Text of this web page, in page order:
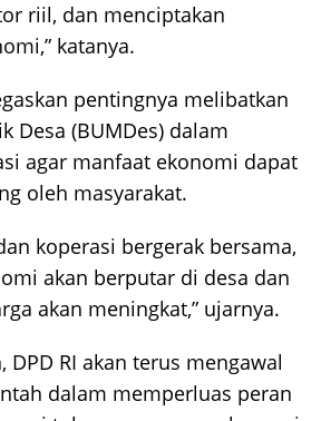
riil, dan menciptakan
katanya.
pentingnya melibatkan
Desa (BUMDes) dalam
agar manfaat ekonomi dapat
oleh masyarakat.
koperasi bergerak bersama,
akan berputar di desa dan
akan meningkat,” ujarnya.
DPD RI akan terus mengawal
dalam memperluas peran